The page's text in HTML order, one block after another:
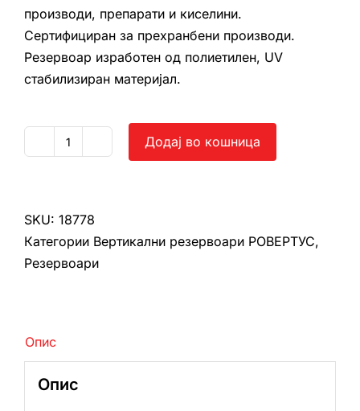
производи, препарати и киселини.
Сертифициран за прехранбени производи.
Резервоар изработен од полиетилен, UV
стабилизиран материјал.
Вертикален
4500
л
количина
Додај во кошница
SKU: 18778
Категории Вертикални резервоари РОВЕРТУС,
Резервоари
Опис
Опис